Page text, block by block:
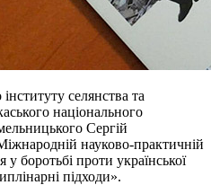
селянства та
національного
Сергій
науково-практичній
боротьбі проти української
підходи».